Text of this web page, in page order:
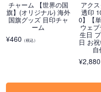
チャーム 【世界の国
旗】(オリジナル) 海外
国旗グッズ 目印チャ
ーム
¥460 （税込）
アク
透印
0】【
ウェ
生日
日 お
¥2,880